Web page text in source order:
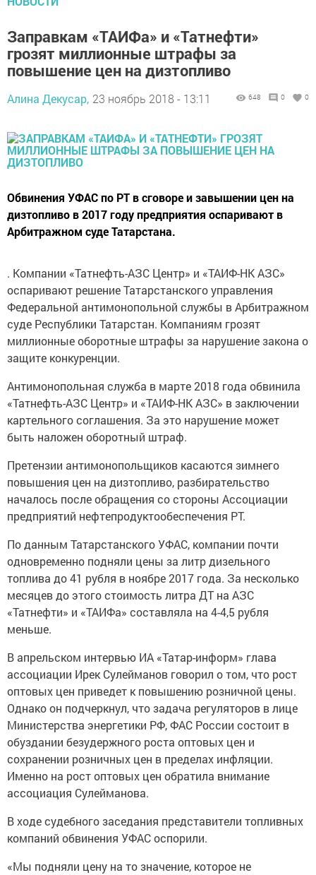
Заправкам «ТАИФа» и «Татнефти»
грозят миллионные штрафы за
повышение цен на дизтопливо
Алина Декусар, 23 ноябрь 2018 - 13:11 648 0 0
Обвинения УФАС по РТ в сговоре и завышении цен на
дизтопливо в 2017 году предприятия оспаривают в
Арбитражном суде Татарстана.
. Компании «Татнефть-АЗС Центр» и «ТАИФ-НК АЗС»
оспаривают решение Татарстанского управления
Федеральной антимонопольной службы в Арбитражном
суде Республики Татарстан. Компаниям грозят
миллионные оборотные штрафы за нарушение закона о
защите конкуренции.
Антимонопольная служба в марте 2018 года обвинила
«Татнефть-АЗС Центр» и «ТАИФ-НК АЗС» в заключении
картельного соглашения. За это нарушение может
быть наложен оборотный штраф.
Претензии антимонопольщиков касаются зимнего
повышения цен на дизтопливо, разбирательство
началось после обращения со стороны Ассоциации
предприятий нефтепродуктообеспечения РТ.
По данным Татарстанского УФАС, компании почти
одновременно подняли цены за литр дизельного
топлива до 41 рубля в ноябре 2017 года. За несколько
месяцев до этого стоимость литра ДТ на АЗС
«Татнефти» и «ТАИФа» составляла на 4-4,5 рубля
меньше.
В апрельском интервью ИА «Татар-информ» глава
ассоциации Ирек Сулейманов говорил о том, что рост
оптовых цен приведет к повышению розничной цены.
Однако он подчеркнул, что задача регуляторов в лице
Министерства энергетики РФ, ФАС России состоит в
обуздании безудержного роста оптовых цен и
сохранении розничных цен в пределах инфляции.
Именно на рост оптовых цен обратила внимание
ассоциация Сулейманова.
В ходе судебного заседания представители топливных
компаний обвинения УФАС оспорили.
«Мы подняли цену на то значение, которое не